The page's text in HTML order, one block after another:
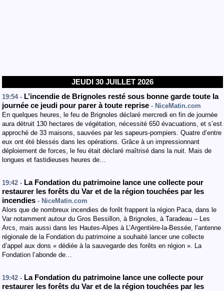
JEUDI 30 JUILLET 2026
19:54 - L’incendie de Brignoles resté sous bonne garde toute la
journée ce jeudi pour parer à toute reprise - NiceMatin.com
En quelques heures, le feu de Brignoles déclaré mercredi en fin de journée
aura détruit 130 hectares de végétation, nécessité 650 évacuations, et s’est
approché de 33 maisons, sauvées par les sapeurs-pompiers. Quatre d’entre
eux ont été blessés dans les opérations. Grâce à un impressionnant
déploiement de forces, le feu était déclaré maîtrisé dans la nuit. Mais de
longues et fastidieuses heures de…
19:42 - La Fondation du patrimoine lance une collecte pour
restaurer les forêts du Var et de la région touchées par les
incendies - NiceMatin.com
Alors que de nombreux incendies de forêt frappent la région Paca, dans le
Var notamment autour du Gros Bessillon, à Brignoles, à Taradeau – Les
Arcs, mais aussi dans les Hautes-Alpes à L’Argentière-la-Bessée, l’antenne
régionale de la Fondation du patrimoine a souhaité lancer une collecte
d’appel aux dons « dédiée à la sauvegarde des forêts en région ». La
Fondation l’abonde de…
19:42 - La Fondation du patrimoine lance une collecte pour
restaurer les forêts du Var et de la région touchées par les